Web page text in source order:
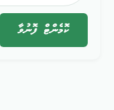
ކޮމެންޓް ފޮނުވާ